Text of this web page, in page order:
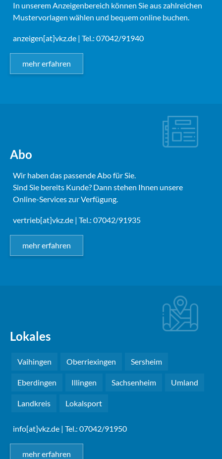
In unserem Anzeigenbereich können Sie aus zahlreichen
Mustervorlagen wählen und bequem online buchen.
anzeigen[at]vkz.de | Tel.: 07042/91940
mehr erfahren
Abo
Wir haben das passende Abo für Sie.
Sind Sie bereits Kunde? Dann stehen Ihnen unsere
Online-Services zur Verfügung.
vertrieb[at]vkz.de | Tel.: 07042/91935
mehr erfahren
Lokales
Vaihingen Oberriexingen Sersheim
Eberdingen Illingen Sachsenheim Umland
Landkreis Lokalsport
info[at]vkz.de | Tel.: 07042/91950
mehr erfahren